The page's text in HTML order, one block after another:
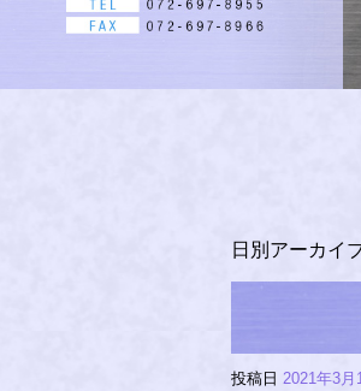
日別アーカイ
投稿日 2021年3月